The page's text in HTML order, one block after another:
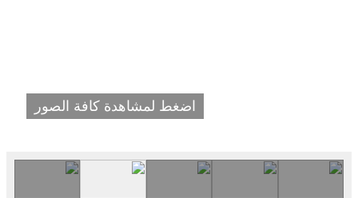
اضغط لمشاهدة كافة الصور